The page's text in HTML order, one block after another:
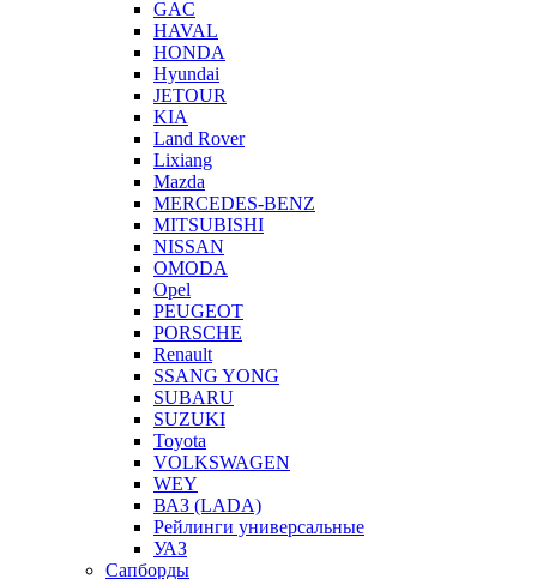
GAC
HAVAL
HONDA
Hyundai
JETOUR
KIA
Land Rover
Lixiang
Mazda
MERCEDES-BENZ
MITSUBISHI
NISSAN
OMODA
Opel
PEUGEOT
PORSCHE
Renault
SSANG YONG
SUBARU
SUZUKI
Toyota
VOLKSWAGEN
WEY
ВАЗ (LADA)
Рейлинги универсальные
УАЗ
Сапборды